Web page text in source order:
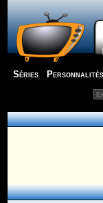
Séries Personnalités